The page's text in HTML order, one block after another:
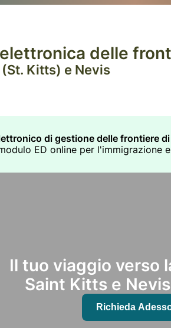
delle
Kitts) e Nevis
di gestione delle frontiere
ED online per l'immigrazione
Il tuo viaggio verso
Saint Kitts e
Richieda